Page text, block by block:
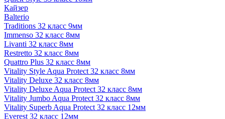
Кайзер
Balterio
Traditions 32 класс 9мм
Immenso 32 класс 8мм
Livanti 32 класс 8мм
Restretto 32 класс 8мм
Quattro Plus 32 класс 8мм
Vitality Style Aqua Protect 32 класс 8мм
Vitality Deluxe 32 класс 8мм
Vitality Deluxe Aqua Protect 32 класс 8мм
Vitality Jumbo Aqua Protect 32 класс 8мм
Vitality Superb Aqua Protect 32 класс 12мм
Everest 32 класс 12мм